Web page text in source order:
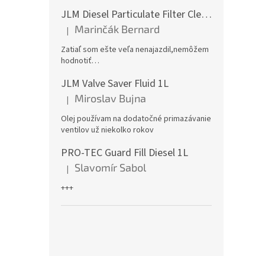
JLM Diesel Particulate Filter Cleaner 375ml - čistič DPF
Hodnotenie produktu je 5 z 5 hviezdičiek.
| Marinčák Bernard
Zatiaľ som ešte veľa nenajazdil,nemôžem
hodnotiť…
JLM Valve Saver Fluid 1L
Hodnotenie produktu je 5 z 5 hviezdičiek.
| Miroslav Bujna
Olej používam na dodatočné primazávanie
ventilov už niekolko rokov
PRO-TEC Guard Fill Diesel 1L
Hodnotenie produktu je 5 z 5 hviezdičiek.
| Slavomír Sabol
+++